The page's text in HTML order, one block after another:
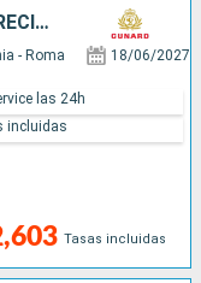
MALTA, MONTENEGRO, CROACIA, GRECIA, ITALIA
- Roma 18/06/2027
Tasas incluidas
las 24h
incluidas